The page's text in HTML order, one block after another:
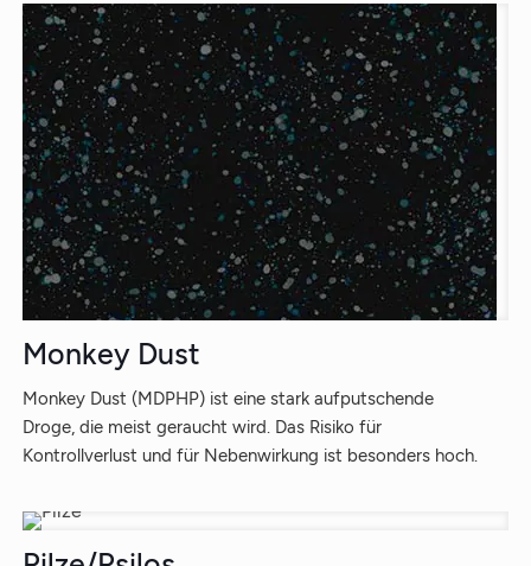
Monkey Dust
Monkey Dust (MDPHP) ist eine stark aufputschende
Droge, die meist geraucht wird. Das Risiko für
Kontrollverlust und für Nebenwirkung ist besonders hoch.